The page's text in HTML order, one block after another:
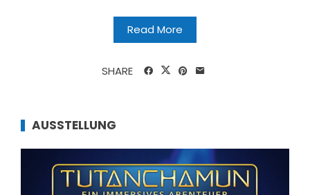
Read More
SHARE
AUSSTELLUNG